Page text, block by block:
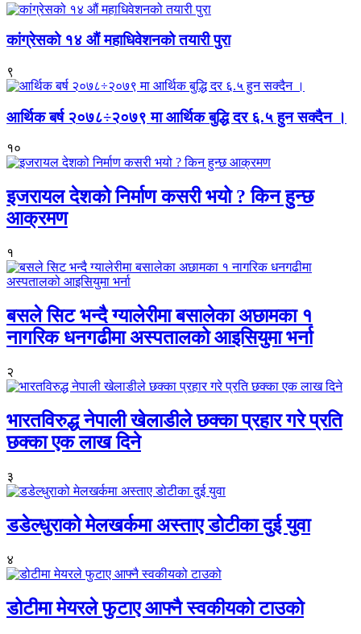
कांग्रेसको १४ औं महाधिवेशनको तयारी पुरा
९
आर्थिक बर्ष २०७८÷२०७९ मा आर्थिक बुद्धि दर ६.५ हुन सक्दैन ।
१०
इजरायल देशको निर्माण कसरी भयो ? किन हुन्छ
आक्रमण
१
बसले सिट भन्दै ग्यालेरीमा बसालेका अछामका १
नागरिक धनगढीमा अस्पतालको आइसियुमा भर्ना
२
भारतविरुद्ध नेपाली खेलाडीले छक्का प्रहार गरे प्रति
छक्का एक लाख दिने
३
डडेल्धुराको मेलखर्कमा अस्ताए डोटीका दुई युवा
४
डोटीमा मेयरले फुटाए आफ्नै स्वकीयको टाउको